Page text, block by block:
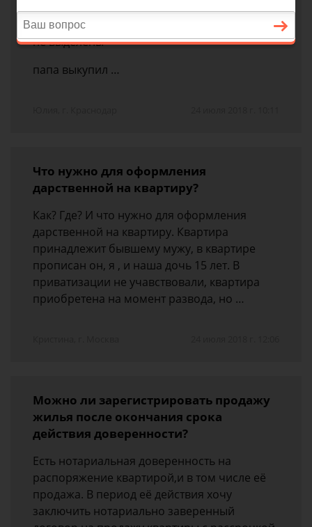
соответственно земля ) наследство, 1/3 папа
мой, 1/3 сестра его 1 , 1/3 сестра его 2 , части
не выделены
папа выкупил …
Что нужно для оформления
дарственной на квартиру?
Как? Где? И что нужно для оформления
дарственной на квартиру. Квартира
принадлежит бывшему мужу, в квартире
прописан он, я , и наша дочь 15 лет. В
приватизации не учавствовали, квартира
приобретена на момент развода, но …
Можно ли зарегистрировать продажу
жилья после окончания срока
действия доверенности?
Есть нотариальная доверенность на
распоряжение квартирой,и в том числе её
продажа. В период её действия хочу
заключить нотариально заверенный